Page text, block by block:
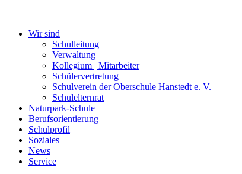
Wir sind
Schulleitung
Verwaltung
Kollegium | Mitarbeiter
Schülervertretung
Schulverein der Oberschule Hanstedt e. V.
Schulelternrat
Naturpark-Schule
Berufsorientierung
Schulprofil
Soziales
News
Service